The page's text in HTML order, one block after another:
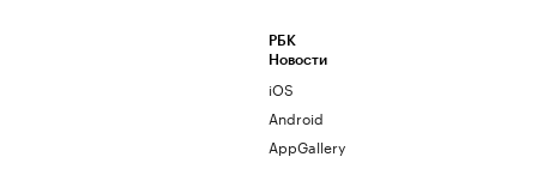
РБК
Новости
iOS
Android
AppGallery